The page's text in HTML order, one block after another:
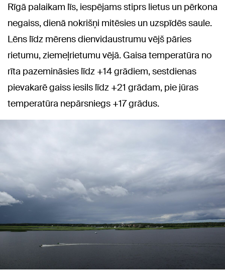
Rīgā palaikam līs, iespējams stiprs lietus un pērkona
negaiss, dienā nokrišņi mitēsies un uzspīdēs saule.
Lēns līdz mērens dienvidaustrumu vējš pāries
rietumu, ziemeļrietumu vējā. Gaisa temperatūra no
rīta pazemināsies līdz +14 grādiem, sestdienas
pievakarē gaiss iesils līdz +21 grādam, pie jūras
temperatūra nepārsniegs +17 grādus.